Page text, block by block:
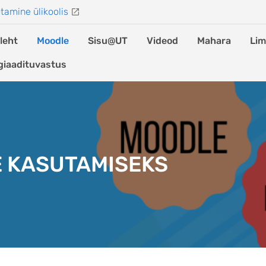
ülikoolis
Moodle Sisu@UT Videod Mahara